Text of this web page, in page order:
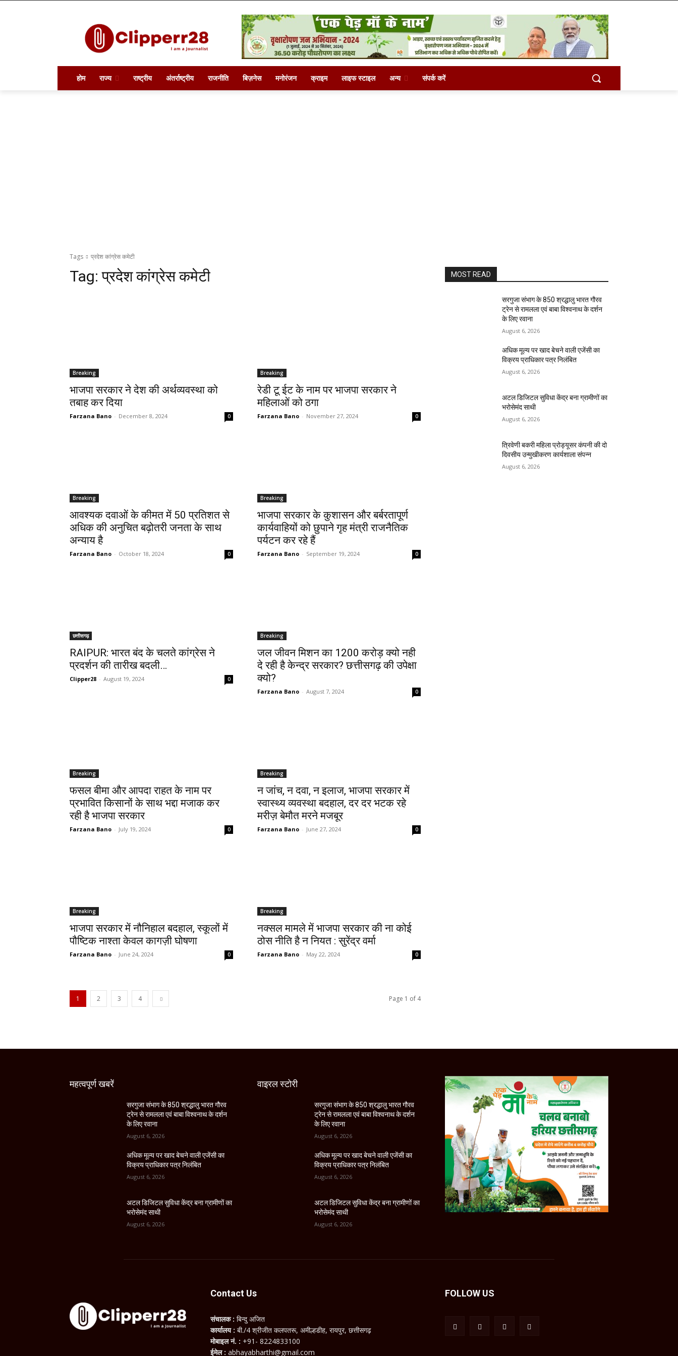
होम राज्य राष्ट्रीय अंतर्राष्ट्रीय राजनीति बिज़नेस मनोरंजन क्राइम लाइफ स्टाइल अन्य संपर्क करें
Tags प्रदेश कांग्रेस कमेटी
Tag:प्रदेश कांग्रेस कमेटी
Breaking
भाजपा सरकार ने देश की अर्थव्यवस्था को
तबाह कर दिया
Farzana Bano - December 8, 2024 0
Breaking
रेडी टू ईट के नाम पर भाजपा सरकार ने
महिलाओं को ठगा
Farzana Bano - November 27, 2024 0
Breaking
आवश्यक दवाओं के कीमत में 50 प्रतिशत से
अधिक की अनुचित बढ़ोतरी जनता के साथ
अन्याय है
Farzana Bano - October 18, 2024 0
Breaking
भाजपा सरकार के कुशासन और बर्बरतापूर्ण
कार्यवाहियों को छुपाने गृह मंत्री राजनैतिक
पर्यटन कर रहे हैं
Farzana Bano - September 19, 2024 0
छत्तीसगढ़
RAIPUR: भारत बंद के चलते कांग्रेस ने
प्रदर्शन की तारीख बदली…
Clipper28 - August 19, 2024 0
Breaking
जल जीवन मिशन का 1200 करोड़ क्यो नही
दे रही है केन्द्र सरकार? छत्तीसगढ़ की उपेक्षा
क्यो?
Farzana Bano - August 7, 2024 0
Breaking
फसल बीमा और आपदा राहत के नाम पर
प्रभावित किसानों के साथ भद्दा मजाक कर
रही है भाजपा सरकार
Farzana Bano - July 19, 2024 0
Breaking
न जांच, न दवा, न इलाज, भाजपा सरकार में
स्वास्थ्य व्यवस्था बदहाल, दर दर भटक रहे
मरीज़ बेमौत मरने मजबूर
Farzana Bano - June 27, 2024 0
Breaking
भाजपा सरकार में नौनिहाल बदहाल, स्कूलों में
पौष्टिक नाश्ता केवल कागज़ी घोषणा
Farzana Bano - June 24, 2024 0
Breaking
नक्सल मामले में भाजपा सरकार की ना कोई
ठोस नीति है न नियत : सुरेंद्र वर्मा
Farzana Bano - May 22, 2024 0
1 2 3 4 Page 1 of 4
MOST READ
सरगुजा संभाग के 850 श्रद्धालु भारत गौरव
ट्रेन से रामलला एवं बाबा विश्वनाथ के दर्शन
के लिए रवाना
August 6, 2026
अधिक मूल्य पर खाद बेचने वाली एजेंसी का
विक्रय प्राधिकार पत्र निलंबित
August 6, 2026
अटल डिजिटल सुविधा केंद्र बना ग्रामीणों का
भरोसेमंद साथी
August 6, 2026
त्रिवेणी बकरी महिला प्रोड्यूसर कंपनी की दो
दिवसीय उन्मुखीकरण कार्यशाला संपन्न
August 6, 2026
महत्वपूर्ण खबरें
सरगुजा संभाग के 850 श्रद्धालु भारत गौरव
ट्रेन से रामलला एवं बाबा विश्वनाथ के दर्शन
के लिए रवाना
August 6, 2026
अधिक मूल्य पर खाद बेचने वाली एजेंसी का
विक्रय प्राधिकार पत्र निलंबित
August 6, 2026
अटल डिजिटल सुविधा केंद्र बना ग्रामीणों का
भरोसेमंद साथी
August 6, 2026
वाइरल स्टोरी
सरगुजा संभाग के 850 श्रद्धालु भारत गौरव
ट्रेन से रामलला एवं बाबा विश्वनाथ के दर्शन
के लिए रवाना
August 6, 2026
अधिक मूल्य पर खाद बेचने वाली एजेंसी का
विक्रय प्राधिकार पत्र निलंबित
August 6, 2026
अटल डिजिटल सुविधा केंद्र बना ग्रामीणों का
भरोसेमंद साथी
August 6, 2026
Contact Us
संचालक : बिन्दु अजित
कार्यालय : बी./4 श्रीजीत कलपतरू, अमील्हडीह, रायपुर, छत्तीसगढ़
मोबाइल नं. : +91- 8224833100
ईमेल : abhayabharthi@gmail.com
FOLLOW US